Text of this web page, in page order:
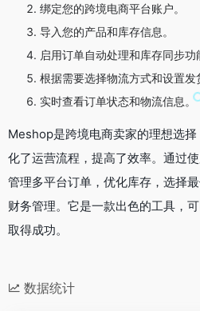
绑定您的跨境电商平台账户。
导入您的产品和库存信息。
启用订单自动处理和库存同步功
根据需要选择物流方式和设置发
实时查看订单状态和物流信息。
Meshop是跨境电商卖家的理想选
化了运营流程，提高了效率。通过
管理多平台订单，优化库存，选择
财务管理。它是一款出色的工具，
取得成功。
数据统计